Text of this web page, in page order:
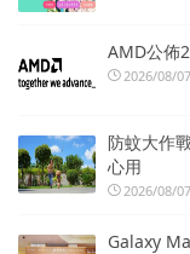
AMD公佈
2026/08/07
防蚊大作
心用
2026/08/07
Galaxy